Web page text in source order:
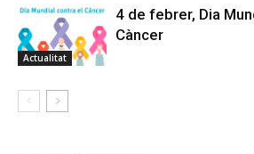
Actualitat
4 de febrer, Dia
Càncer